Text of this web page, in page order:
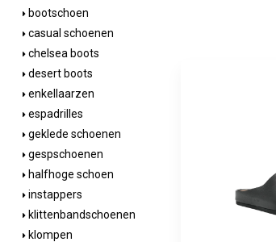
bootschoen
casual schoenen
chelsea boots
desert boots
enkellaarzen
espadrilles
geklede schoenen
gespschoenen
halfhoge schoen
instappers
klittenbandschoenen
klompen